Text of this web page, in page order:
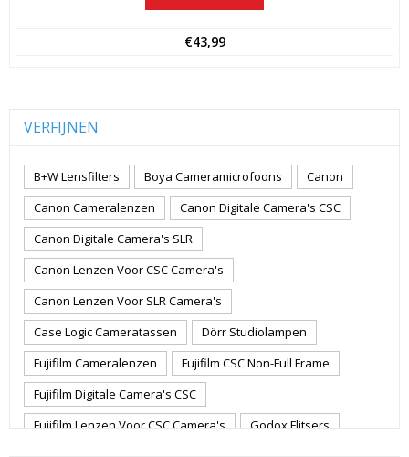
€43,99
VERFIJNEN
B+W Lensfilters Boya Cameramicrofoons
Canon
Canon Cameralenzen
Canon Digitale Camera's CSC
Canon Digitale Camera's SLR
Canon Lenzen Voor CSC Camera's
Canon Lenzen Voor SLR Camera's
Case Logic Cameratassen
Dörr Studiolampen
Fujifilm Cameralenzen
Fujifilm CSC Non-Full Frame
Fujifilm Digitale Camera's CSC
Fujifilm Lenzen Voor CSC Camera's
Godox Flitsers